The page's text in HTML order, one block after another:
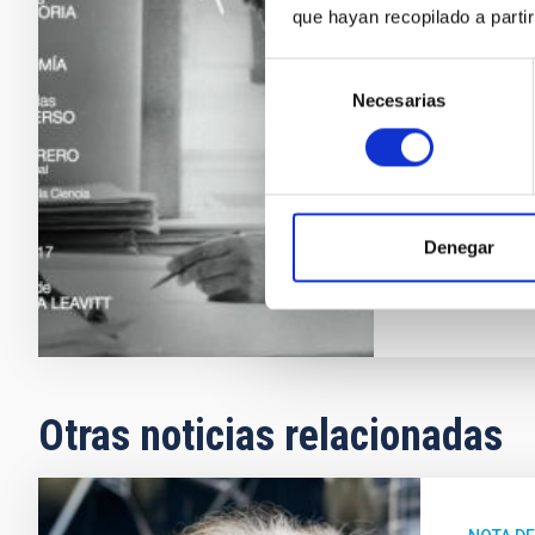
que hayan recopilado a
consentimiento
Necesarias
Denegar
rescatando
científicas e
revista
la escuela a
iniciativa del
Otras noticias relacionadas